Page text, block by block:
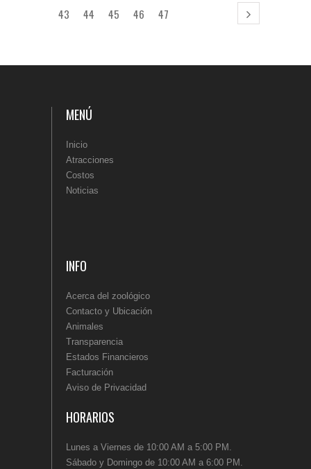
43
44 45 46 47
MENÚ
Inicio
Atracciones
Costos
Noticias
INFO
Acerca del zoológico
Contacto y Ubicación
Animales
Transparencia
Estados Financieros
Facturación
Aviso de Privacidad
HORARIOS
Lunes a Viernes de 10:00 AM a 5:00 PM.
Sábado y Domingo de 10:00 AM a 6:00 PM.